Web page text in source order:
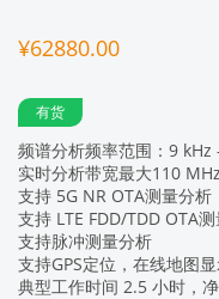
¥62880.00
有货
频谱分析频率范围：9 kHz
实时分析带宽最大110 MHz
支持 5G NR OTA测量分析
支持 LTE FDD/TDD OTA
支持脉冲测量分析
支持GPS定位，在线地图
典型工作时间 2.5 小时，